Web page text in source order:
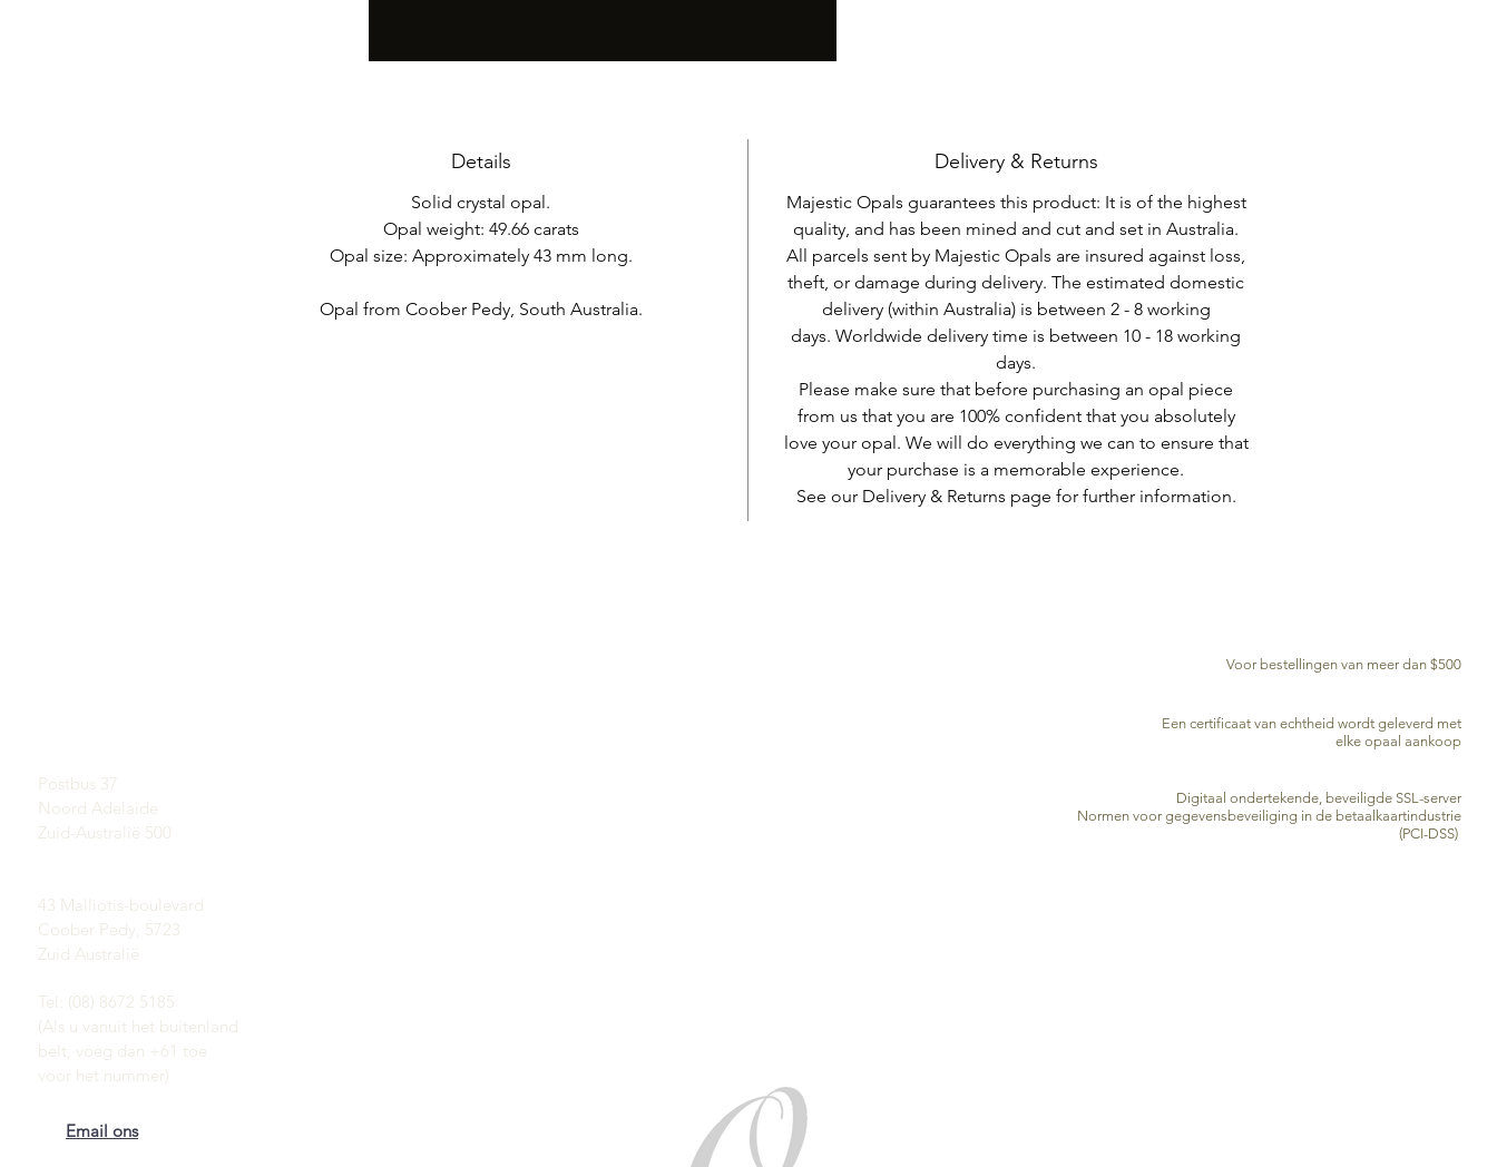
Details
Solid crystal opal.
Opal weight: 49.66 carats
Opal size: Approximately 43 mm long.
Opal from Coober Pedy, South Australia.
Delivery & Returns
Majestic Opals guarantees this product: It is of the highest
quality, and has been mined and cut and set in Australia.
All parcels sent by Majestic Opals are insured against loss,
theft, or damage during delivery. The estimated domestic
delivery (within Australia) is between 2 - 8 working
days. Worldwide delivery time is between 10 - 18 working
days.
Please make sure that before purchasing an opal piece
from us that you are 100% confident that you absolutely
love your opal. We will do everything we can to ensure that
your purchase is a memorable experience.
See our Delivery & Returns page for further information.
Postbus 37
Noord Adelaide
Zuid-Australië 500
43 Malliotis-boulevard
Coober Pedy, 5723
Zuid Australië
Tel: (08) 8672 5185
(Als u vanuit het buitenland
belt, voeg dan +61 toe
voor het nummer)
Email ons
Voor bestellingen van meer dan $500
Een certificaat van echtheid wordt geleverd met
elke opaal aankoop
Digitaal ondertekende, beveiligde SSL-server
Normen voor gegevensbeveiliging in de betaalkaartindustrie
(PCI-DSS)